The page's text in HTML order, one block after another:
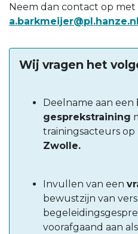
Neem dan contact op
a.barkmeijer@pl.hanze.nl
Wij vragen het
Deelname aan een
gesprekstraining
trainingsacteurs op
Zwolle.
Invullen van een
bewustzijn van
voorafgaand aan